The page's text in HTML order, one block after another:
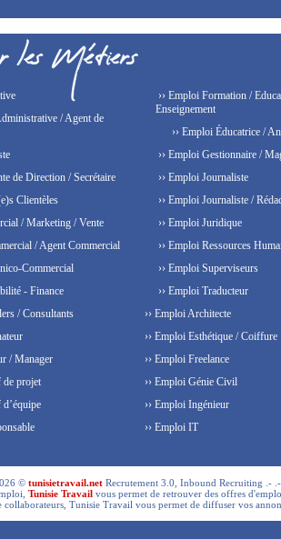
/ Agent de
de Direction / Secrétaire
Clientèles
/ Marketing / Vente
/ Agent Commercial
Commercial
- Finance
/ Consultants
/ Manager
de projet
d’équipe
›› Emploi Formation /
Enseignement
›› Emploi Éducatrice /
›› Emploi Gestionnaire /
›› Emploi Journaliste
›› Emploi Journaliste /
›› Emploi Juridique
›› Emploi Ressources
›› Emploi Superviseurs
›› Emploi Traducteur
›› Emploi Architecte
›› Emploi Esthétique / Coiffure
›› Emploi Freelance
›› Emploi Génie Civil
›› Emploi Ingénieur
›› Emploi IT
©tunisietravail.net Recrutement 3.0, Inbound Recruiting .-
Tunisie Travail vous permet de retrouver des offres
collaborateurs, Tunisie Travail vous permet de diffuser vos